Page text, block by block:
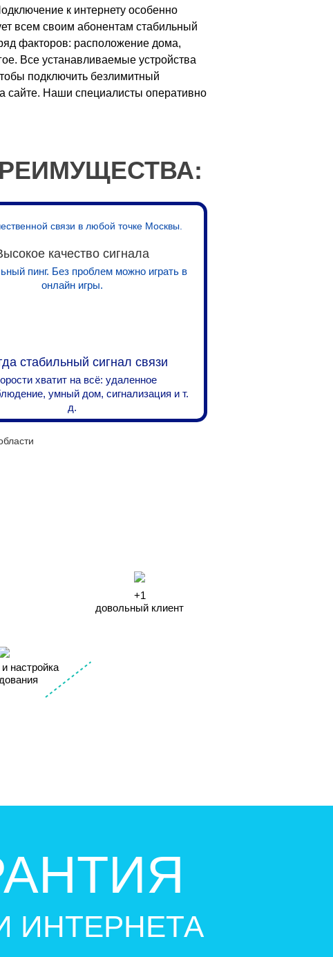
к интернету особенно
всем своим абонентам стабильный
факторов: расположение дома,
Все устанавливаемые устройства
подключить безлимитный
сайте. Наши специалисты оперативно
связи в любой точке Москвы.
качество сигнала
пинг. Без проблем можно играть в
онлайн игры.
стабильный сигнал связи
хватит на всё: удаленное
умный дом, сигнализация и т.
д.
настройка
+1
довольный клиент
ИНТЕРНЕТА